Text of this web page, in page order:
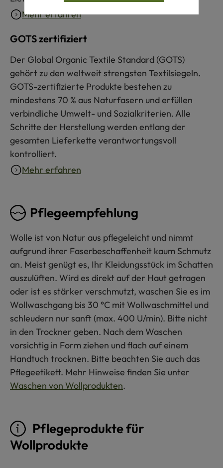
Mehr erfahren
GOTS zertifiziert
Der Global Organic Textile Standard (GOTS)
gehört zu den weltweit strengsten Textilsiegeln.
GOTS-zertifizierte Produkte bestehen zu
mindestens 70 % aus Naturfasern und erfüllen
verbindliche Umwelt- und Sozialkriterien. Alle
Schritte der Herstellung werden entlang der
gesamten Lieferkette verantwortungsvoll
kontrolliert.
Mehr erfahren
Pflegeempfehlung
Wolle ist von Natur aus pflegeleicht und nimmt
aufgrund ihrer Faserbeschaffenheit kaum Schmutz
an. Meist genügt es, Ihr Kleidungsstück im Schatten
auszulüften. Wird es direkt auf der Haut getragen
oder ist es stärker verschmutzt, waschen Sie es im
Wollwaschgang bis 30 °C mit Wollwaschmittel und
schleudern nur sanft (max. 400 U/min). Bitte nicht
in den Trockner geben. Nach dem Waschen
vorsichtig in Form ziehen und flach auf einem
Handtuch trocknen. Bitte beachten Sie auch das
Pflegeetikett. Mehr Hinweise finden Sie unter
Waschen von Wollprodukten.
Pflegeprodukte für
Wollprodukte